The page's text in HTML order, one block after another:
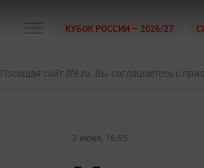
КУБОК РОССИИ — 2026/27
Посещая сайт life.ru, Вы соглашаетесь с
2 июня, 16:55